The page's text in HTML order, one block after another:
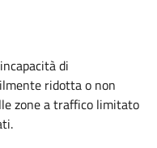
di
ridotta o non
zone a traffico limitato